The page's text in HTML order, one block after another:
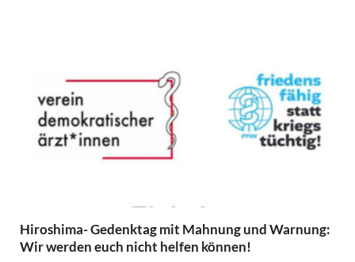
Hiroshima- Gedenktag mit Mahnung und Warnung:
Wir werden euch nicht helfen können!